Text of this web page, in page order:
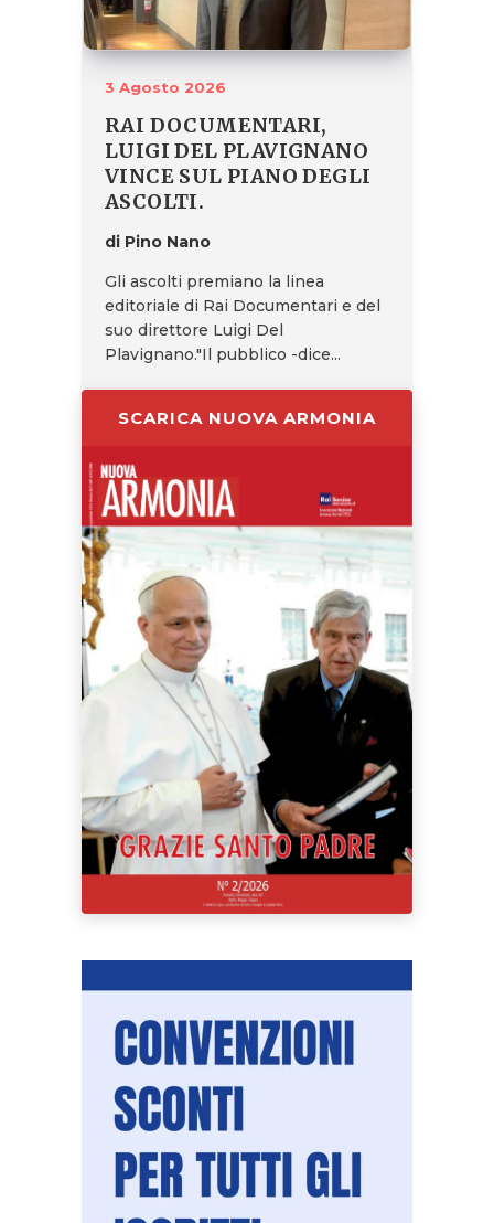
3 Agosto 2026
RAI DOCUMENTARI,
LUIGI DEL PLAVIGNANO
VINCE SUL PIANO DEGLI
ASCOLTI.
di Pino Nano
Gli ascolti premiano la linea
editoriale di Rai Documentari e del
suo direttore Luigi Del
Plavignano."Il pubblico -dice...
SCARICA NUOVA ARMONIA